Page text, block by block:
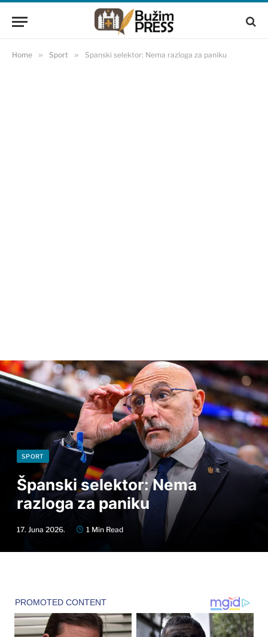
Home » Sport » Španski selektor: Nema razloga za paniku
SPORT
Španski selektor: Nema
razloga za paniku
17. Juna 2026. 1 Min Read